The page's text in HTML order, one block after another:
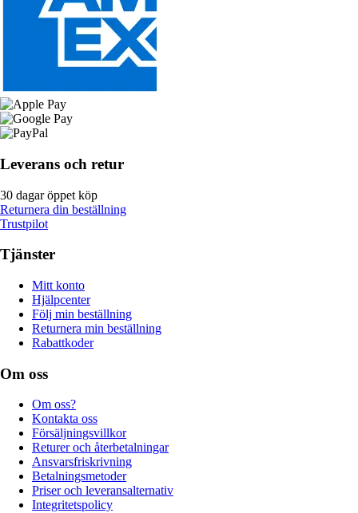
Leverans och retur
30 dagar öppet köp
Returnera din beställning
Trustpilot
Tjänster
Mitt konto
Hjälpcenter
Följ min beställning
Returnera min beställning
Rabattkoder
Om oss
Om oss?
Kontakta oss
Försäljningsvillkor
Returer och återbetalningar
Ansvarsfriskrivning
Betalningsmetoder
Priser och leveransalternativ
Integritetspolicy